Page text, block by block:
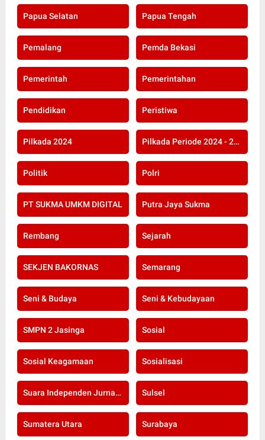
Papua Selatan Papua Tengah
Pemalang Pemda Bekasi
Pemerintah Pemerintahan
Pendidikan Peristiwa
Pilkada 2024 Pilkada Periode 2024 - 2029
Politik Polri
PT SUKMA UMKM DIGITAL Putra Jaya Sukma
Rembang Sejarah
SEKJEN BAKORNAS Semarang
Seni & Budaya Seni & Kebudayaan
SMPN 2 Jasinga Sosial
Sosial Keagamaan Sosialisasi
Suara Independen Jurnalis Indonesia Sulsel
Sumatera Utara Surabaya